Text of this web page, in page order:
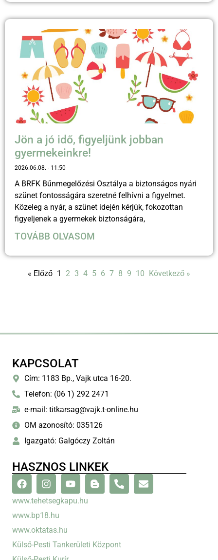
Jön a jó idő, figyeljünk jobban
gyermekeinkre!
2026.06.08. 11:50
A BRFK Bűnmegelőzési Osztálya a biztonságos nyári
szünet fontosságára szeretné felhívni a figyelmet.
Közeleg a nyár, a szünet idején kérjük, fokozottan
figyeljenek a gyermekek biztonságára,
TOVÁBB OLVASOM
« Előző 1 2 3 4 5 6 7 8 9 10 Következő »
KAPCSOLAT
Cím: 1183 Bp., Vajk utca 16-20.
Telefon: (06 1) 292 2471
e-mail: titkarsag@vajk.t-online.hu
OM azonosító: 035126
Igazgató: Galgóczy Zoltán
HASZNOS LINKEK
www.tehetsegkapu.hu
www.bp18.hu
www.oktatas.hu
Külső-Pesti Tankerületi Központ